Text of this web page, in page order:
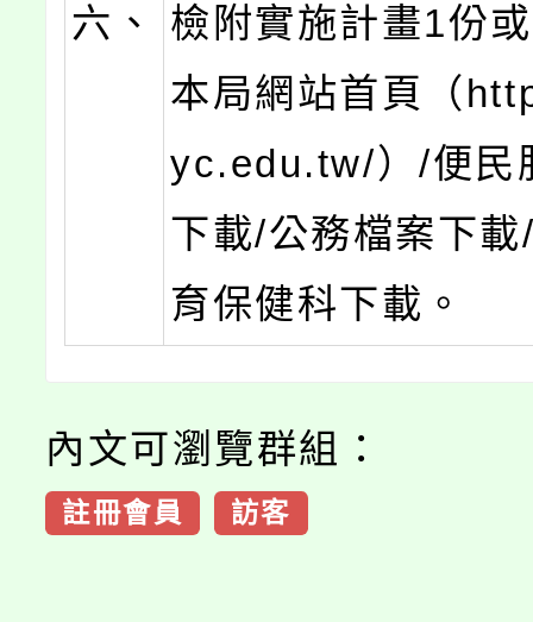
六、
檢附實施計畫1份
本局網站首頁（
yc.edu.tw/）/便民
下載/公務檔案下
育保健科下載。
內文可瀏覽群組：
註冊會員 訪客